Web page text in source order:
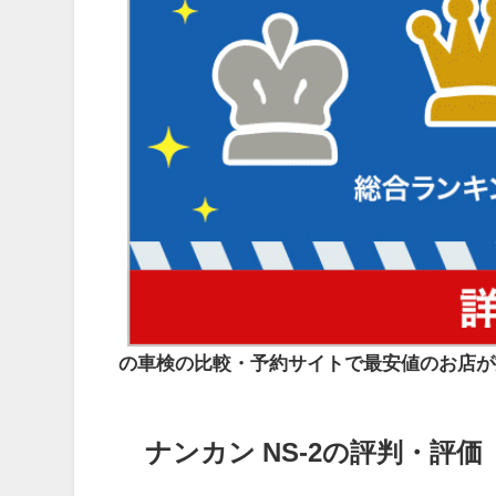
の車検の比較・予約サイトで最安値のお店
ナンカン NS-2の評判・評価